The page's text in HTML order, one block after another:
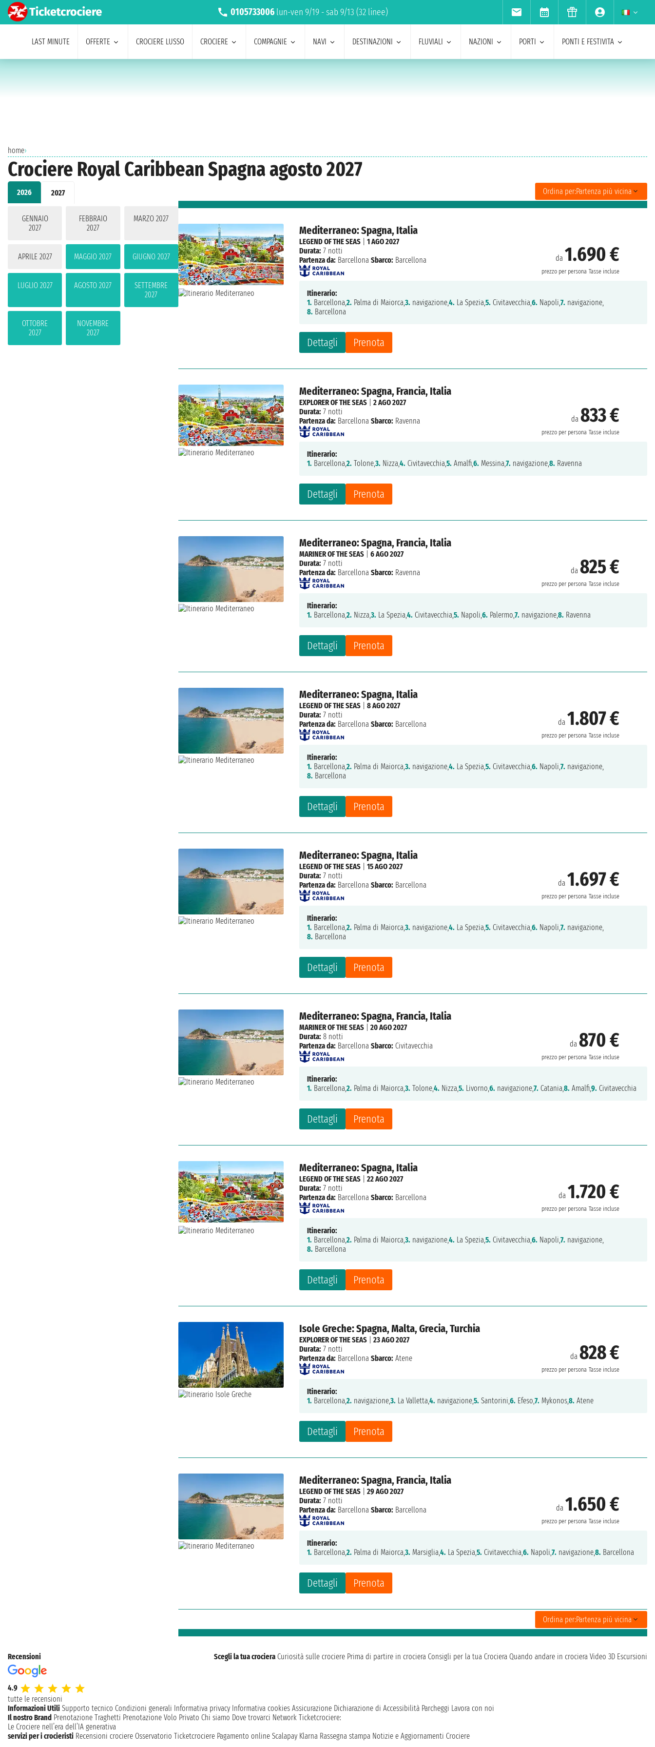
0105733006 lun-ven 9/19 - sab 9/13 (32 linee)
LAST MINUTE OFFERTE CROCIERE LUSSO CROCIERE COMPAGNIE NAVI DESTINAZIONI FLUVIALI NAZIONI PORTI PONTI E FESTIVITA
home›
Crociere Royal Caribbean Spagna agosto 2027
2026 2027
GENNAIO
2027
FEBBRAIO
2027
MARZO 2027
APRILE 2027 MAGGIO 2027 GIUGNO 2027
LUGLIO 2027 AGOSTO 2027
SETTEMBRE
2027
OTTOBRE
2027
NOVEMBRE
2027
Ordina per:Partenza più vicina
Mediterraneo: Spagna, Italia
da 1.690 €
prezzo per persona Tasse incluse
Dettagli Prenota
LEGEND OF THE SEAS |1 AGO 2027
Durata: 7 notti
Partenza da: Barcellona Sbarco: Barcellona
Itinerario:
1. Barcellona,2. Palma di Maiorca,3. navigazione,4. La Spezia,5. Civitavecchia,6. Napoli,7. navigazione,
8. Barcellona
Mediterraneo: Spagna, Francia, Italia
da833 €
prezzo per persona Tasse incluse
Dettagli Prenota
EXPLORER OF THE SEAS |2 AGO 2027
Durata: 7 notti
Partenza da: Barcellona Sbarco: Ravenna
Itinerario:
1. Barcellona,2. Tolone,3. Nizza,4. Civitavecchia,5. Amalfi,6. Messina,7. navigazione,8. Ravenna
Mediterraneo: Spagna, Francia, Italia
da825 €
prezzo per persona Tasse incluse
Dettagli Prenota
MARINER OF THE SEAS |6 AGO 2027
Durata: 7 notti
Partenza da: Barcellona Sbarco: Ravenna
Itinerario:
1. Barcellona,2. Nizza,3. La Spezia,4. Civitavecchia,5. Napoli,6. Palermo,7. navigazione,8. Ravenna
Mediterraneo: Spagna, Italia
da 1.807 €
prezzo per persona Tasse incluse
Dettagli Prenota
LEGEND OF THE SEAS |8 AGO 2027
Durata: 7 notti
Partenza da: Barcellona Sbarco: Barcellona
Itinerario:
1. Barcellona,2. Palma di Maiorca,3. navigazione,4. La Spezia,5. Civitavecchia,6. Napoli,7. navigazione,
8. Barcellona
Mediterraneo: Spagna, Italia
da 1.697 €
prezzo per persona Tasse incluse
Dettagli Prenota
LEGEND OF THE SEAS |15 AGO 2027
Durata: 7 notti
Partenza da: Barcellona Sbarco: Barcellona
Itinerario:
1. Barcellona,2. Palma di Maiorca,3. navigazione,4. La Spezia,5. Civitavecchia,6. Napoli,7. navigazione,
8. Barcellona
Mediterraneo: Spagna, Francia, Italia
da870 €
prezzo per persona Tasse incluse
Dettagli Prenota
MARINER OF THE SEAS |20 AGO 2027
Durata: 8 notti
Partenza da: Barcellona Sbarco: Civitavecchia
Itinerario:
1. Barcellona,2. Palma di Maiorca,3. Tolone,4. Nizza,5. Livorno,6. navigazione,7. Catania,8. Amalfi,9. Civitavecchia
Mediterraneo: Spagna, Italia
da 1.720 €
prezzo per persona Tasse incluse
Dettagli Prenota
LEGEND OF THE SEAS |22 AGO 2027
Durata: 7 notti
Partenza da: Barcellona Sbarco: Barcellona
Itinerario:
1. Barcellona,2. Palma di Maiorca,3. navigazione,4. La Spezia,5. Civitavecchia,6. Napoli,7. navigazione,
8. Barcellona
Isole Greche: Spagna, Malta, Grecia, Turchia
da828 €
prezzo per persona Tasse incluse
Dettagli Prenota
EXPLORER OF THE SEAS |23 AGO 2027
Durata: 7 notti
Partenza da: Barcellona Sbarco: Atene
Itinerario:
1. Barcellona,2. navigazione,3. La Valletta,4. navigazione,5. Santorini,6. Efeso,7. Mykonos,8. Atene
Mediterraneo: Spagna, Francia, Italia
da 1.650 €
prezzo per persona Tasse incluse
Dettagli Prenota
LEGEND OF THE SEAS |29 AGO 2027
Durata: 7 notti
Partenza da: Barcellona Sbarco: Barcellona
Itinerario:
1. Barcellona,2. Palma di Maiorca,3. Marsiglia,4. La Spezia,5. Civitavecchia,6. Napoli,7. navigazione,8. Barcellona
Ordina per:Partenza più vicina
Recensioni
4.9
tutte le recensioni
Scegli la tua crociera Curiosità sulle crociere Prima di partire in crociera Consigli per la tua Crociera Quando andare in crociera Video 3D Escursioni
Informazioni Utili Supporto tecnico Condizioni generali Informativa privacy Informativa cookies Assicurazione Dichiarazione di Accessibilità Parcheggi Lavora con noi
Il nostro Brand Prenotazione Traghetti Prenotazione Volo Privato Chi siamo Dove trovarci Network Ticketcrociere:
Le Crociere nell’era dell’IA generativa
servizi per i crocieristi Recensioni crociere Osservatorio Ticketcrociere Pagamento online Scalapay Klarna Rassegna stampa Notizie e Aggiornamenti Crociere